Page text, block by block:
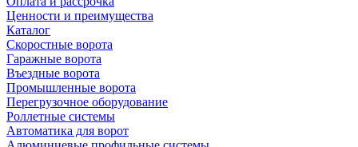
Ценности и преимущества
Каталог
Скоростные ворота
Гаражные ворота
Въездные ворота
Промышленные ворота
Перегрузочное оборудование
Роллетные системы
Автоматика для ворот